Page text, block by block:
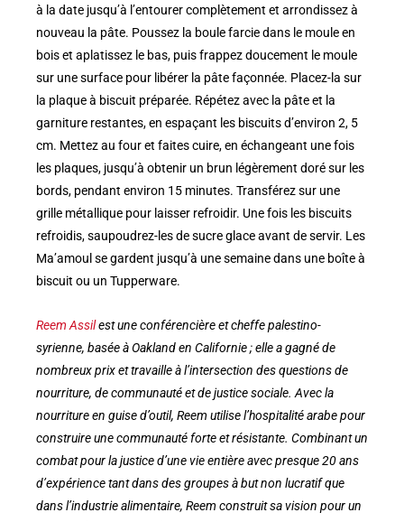
à la date jusqu’à l’entourer complètement et arrondissez à
nouveau la pâte. Poussez la boule farcie dans le moule en
bois et aplatissez le bas, puis frappez doucement le moule
sur une surface pour libérer la pâte façonnée. Placez-la sur
la plaque à biscuit préparée. Répétez avec la pâte et la
garniture restantes, en espaçant les biscuits d’environ 2, 5
cm. Mettez au four et faites cuire, en échangeant une fois
les plaques, jusqu’à obtenir un brun légèrement doré sur les
bords, pendant environ 15 minutes. Transférez sur une
grille métallique pour laisser refroidir. Une fois les biscuits
refroidis, saupoudrez-les de sucre glace avant de servir. Les
Ma’amoul se gardent jusqu’à une semaine dans une boîte à
biscuit ou un Tupperware.
Reem Assilest une conférencière et cheffe palestino-
syrienne, basée à Oakland en Californie ; elle a gagné de
nombreux prix et travaille à l’intersection des questions de
nourriture, de communauté et de justice sociale. Avec la
nourriture en guise d’outil, Reem utilise l’hospitalité arabe pour
construire une communauté forte et résistante. Combinant un
combat pour la justice d’une vie entière avec presque 20 ans
d’expérience tant dans des groupes à but non lucratif que
dans l’industrie alimentaire, Reem construit sa vision pour un